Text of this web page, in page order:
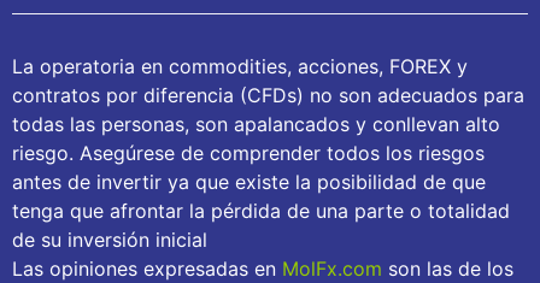
La operatoria en commodities, acciones, FOREX y
contratos por diferencia (CFDs) no son adecuados para
todas las personas, son apalancados y conllevan alto
riesgo. Asegúrese de comprender todos los riesgos
antes de invertir ya que existe la posibilidad de que
tenga que afrontar la pérdida de una parte o totalidad
de su inversión inicial
Las opiniones expresadas en MolFx.com son las de los